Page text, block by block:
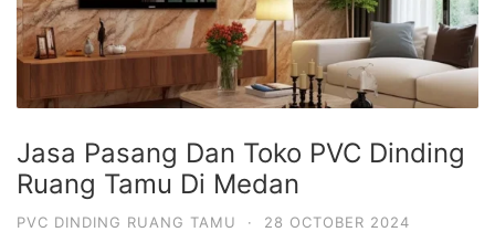
Jasa Pasang Dan Toko PVC Dinding
Ruang Tamu Di Medan
PVC DINDING RUANG TAMU · 28 OCTOBER 2024